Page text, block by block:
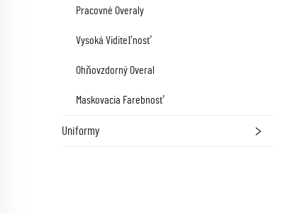
Pracovné Overaly
Vysoká Viditeľnosť
Ohňovzdorný Overal
Maskovacia Farebnosť
Uniformy